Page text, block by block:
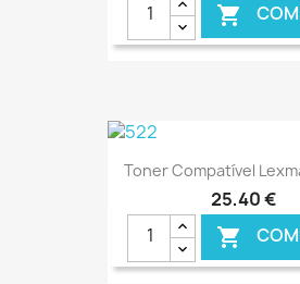

Toner Compatível
25,40 €
